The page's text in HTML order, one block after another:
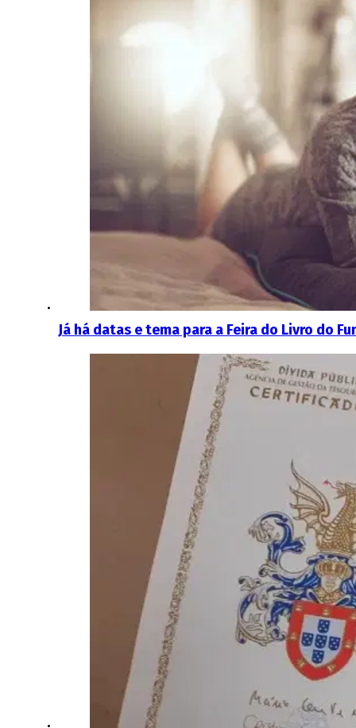
Já há datas e tema para a Feira do Livro do